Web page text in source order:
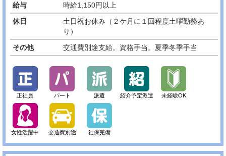
給与
時給1,150円以上
休日
土日祝お休み（２ケ月に１回程度土曜勤務あ
り）
その他
交通費別途支給。資格手当。夏季冬季手当
正社員 パート 派遣 紹介予定派遣 未経験OK
女性活躍中 交通費別途 社保完備